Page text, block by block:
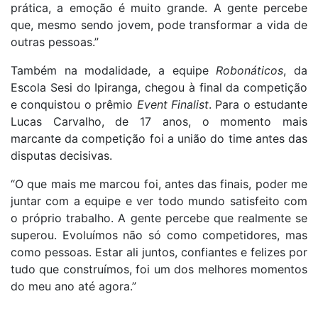
prática, a emoção é muito grande. A gente percebe
que, mesmo sendo jovem, pode transformar a vida de
outras pessoas.”
Também na modalidade, a equipeRobonáticos, da
Escola Sesi do Ipiranga, chegou à final da competição
e conquistou o prêmio Event Finalist. Para o estudante
Lucas Carvalho, de 17 anos, o momento mais
marcante da competição foi a união do time antes das
disputas decisivas.
“O que mais me marcou foi, antes das finais, poder me
juntar com a equipe e ver todo mundo satisfeito com
o próprio trabalho. A gente percebe que realmente se
superou. Evoluímos não só como competidores, mas
como pessoas. Estar ali juntos, confiantes e felizes por
tudo que construímos, foi um dos melhores momentos
do meu ano até agora.”